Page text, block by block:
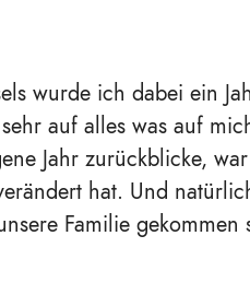
wurde ich dabei ein
auf alles was auf
Jahr zurückblicke,
hat. Und
Familie gekommen